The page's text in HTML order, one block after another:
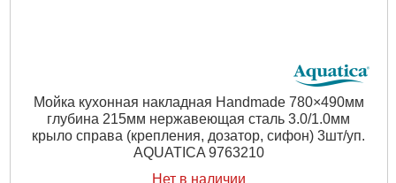
Мойка кухонная накладная Handmade 780×490мм
глубина 215мм нержавеющая сталь 3.0/1.0мм
крыло справа (крепления, дозатор, сифон) 3шт/уп.
AQUATICA 9763210
Нет в наличии